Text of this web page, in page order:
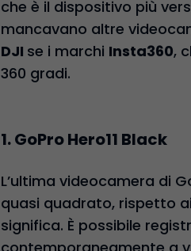
che è il dispositivo più
mancavano altre
DJI se i marchi Insta360,
360 gradi.
1. GoPro Hero11 Black
L’ultima videocamera di
quasi quadrato, rispetto
significa. È possibile